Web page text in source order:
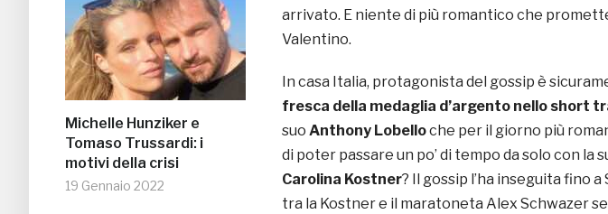
Michelle Hunziker e
Tomaso Trussardi: i
motivi della crisi
19 Gennaio 2022
arrivato. E niente di più romantico che
Valentino.
In casa Italia, protagonista del gossip è
fresca della medaglia d’argento nello short
suo Anthony Lobelloche per il giorno più
di poter passare un po’ di tempo da solo con la
Carolina Kostner? Il gossip l’ha inseguita fino
tra la Kostner e il maratoneta Alex Schwazer